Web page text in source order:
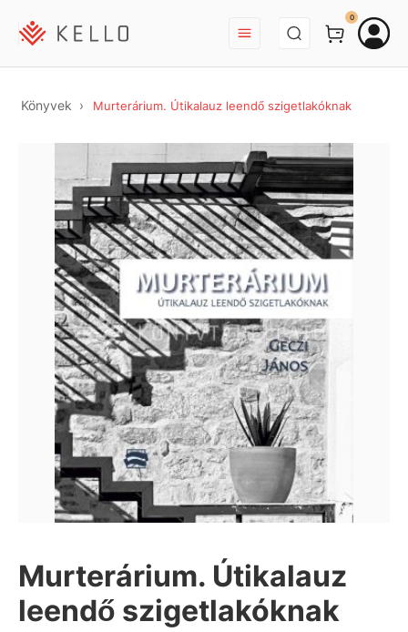
BEJELENTKEZÉS
0
Könyvek Murterárium. Útikalauz leendő szigetlakóknak
Murterárium. Útikalauz
leendő szigetlakóknak